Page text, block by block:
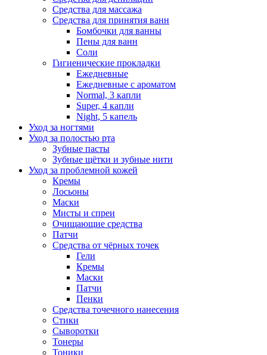
Средства для массажа
Средства для принятия ванн
Бомбочки для ванны
Пены для ванн
Соли
Гигиенические прокладки
Ежедневные
Ежедневные с ароматом
Normal, 3 капли
Super, 4 капли
Night, 5 капель
Уход за ногтями
Уход за полостью рта
Зубные пасты
Зубные щётки и зубные нити
Уход за проблемной кожей
Кремы
Лосьоны
Маски
Мисты и спреи
Очищающие средства
Патчи
Средства от чёрных точек
Гели
Кремы
Маски
Патчи
Пенки
Средства точечного нанесения
Стики
Сыворотки
Тонеры
Тоники